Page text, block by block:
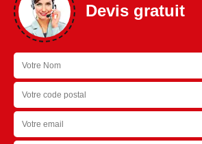
Devis gratuit